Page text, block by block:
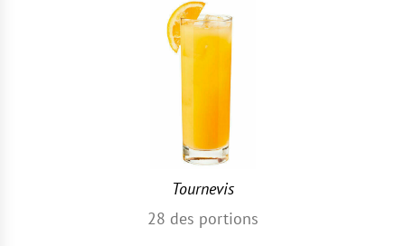
Tournevis
28 des portions